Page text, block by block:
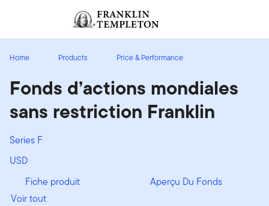
Header menu toggle
Ouverture de session
Home Products Price & Performance
Fonds d’actions mondiales
sans restriction Franklin
Series F
USD
Fiche produit
Aperçu Du Fonds
Voir tout